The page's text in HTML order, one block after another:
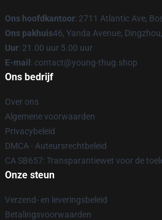
Ons hoofdkantoor: 2711 Atlantic Ave,
Ons pakhuis46, Yanda Avenue,
Uur: 21.00 uur 5.00 uur
E-mail : contact@young-thug.shop
Ons bedrijf
Over ons
Algemene voorwaarden
Privacybeleid
DMCA - Auteursrechtbeleid
CA SB657: Transparantiewet voor de
Onze steun
Verzend- en leveringsbeleid
Betalingsvoorwaarden